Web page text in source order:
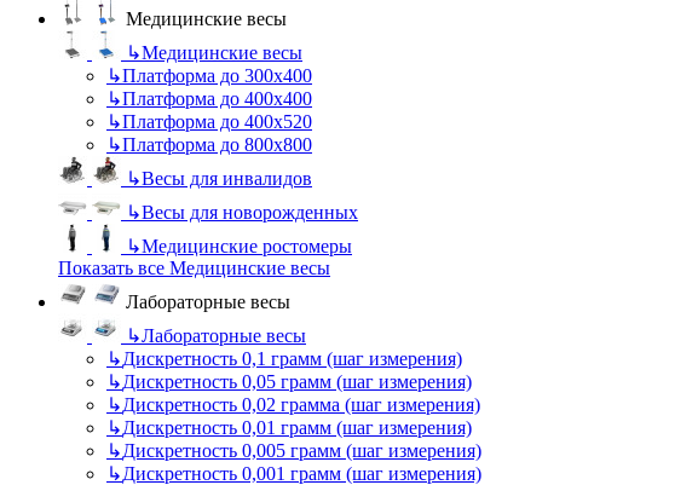
Медицинские весы
↳Медицинские весы
↳Платформа до 300х400
↳Платформа до 400х400
↳Платформа до 400х520
↳Платформа до 800х800
↳Весы для инвалидов
↳Весы для новорожденных
↳Медицинские ростомеры
Показать все Медицинские весы
Лабораторные весы
↳Лабораторные весы
↳Дискретность 0,1 грамм (шаг измерения)
↳Дискретность 0,05 грамм (шаг измерения)
↳Дискретность 0,02 грамма (шаг измерения)
↳Дискретность 0,01 грамм (шаг измерения)
↳Дискретность 0,005 грамм (шаг измерения)
↳Дискретность 0,001 грамм (шаг измерения)